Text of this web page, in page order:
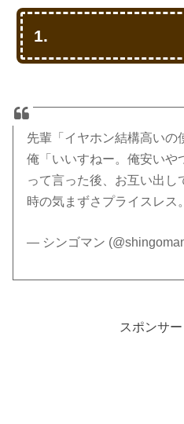
1.
先輩「イヤホン結構高いの
俺「いいすねー。俺安いや
って言った後、お互い出し
時の気まずさプライスレス。
— シンゴマン
スポンサ